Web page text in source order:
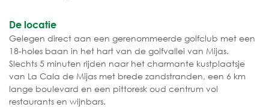
De locatie
Gelegen direct aan een gerenommeerde golfclub met een
18-holes baan in het hart van de golfvallei van Mijas.
Slechts 5 minuten rijden naar het charmante kustplaatsje
van La Cala de Mijas met brede zandstranden, een 6 km
lange boulevard en een pittoresk oud centrum vol
restaurants en wijnbars.